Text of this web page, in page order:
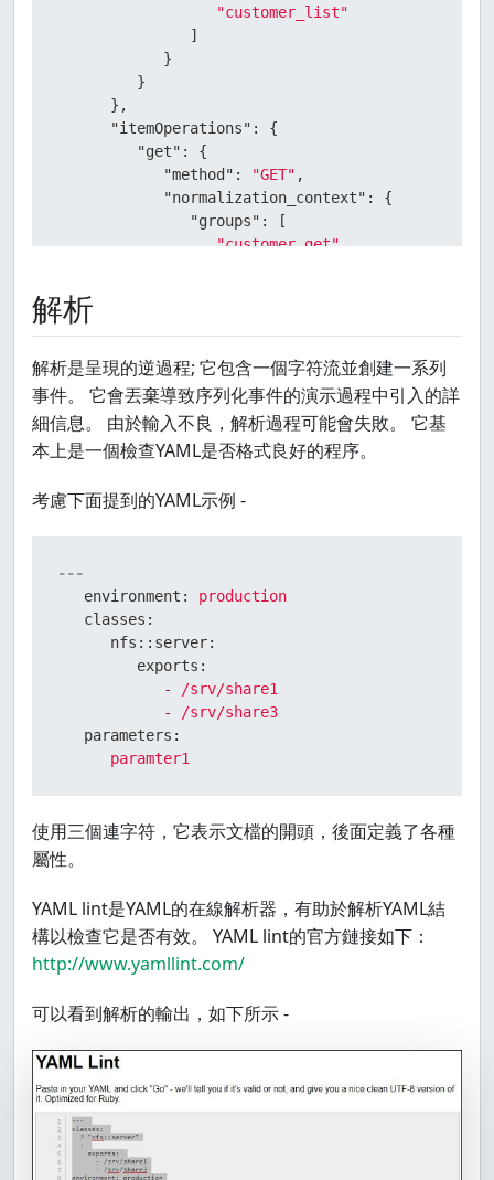
"customer_list"
               ]
            }
         }
      },
"itemOperations":
{
"get":
{
"method":
"GET" ,
"normalization_context":
{
"groups":
[
"customer_get"
         }
      }
   }
解析
解析是呈現的逆過程; 它包含一個字符流並創建一系列
事件。 它會丟棄導致序列化事件的演示過程中引入的詳
細信息。 由於輸入不良，解析過程可能會失敗。 它基
本上是一個檢查YAML是否格式良好的程序。
考慮下面提到的YAML示例 -
---
environment:
production
classes:
nfs::server:
exports:
-
/srv/share1
-
/srv/share3
parameters:
paramter1
使用三個連字符，它表示文檔的開頭，後面定義了各種
屬性。
YAML lint是YAML的在線解析器，有助於解析YAML結
構以檢查它是否有效。 YAML lint的官方鏈接如下：
http://www.yamllint.com/
可以看到解析的輸出，如下所示 -